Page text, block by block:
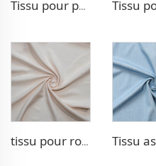
Tissu pour pantalon style TR Strip
tissu pour robe 100 % Lyocell aspect lin